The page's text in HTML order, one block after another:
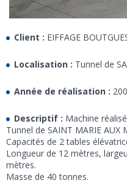
Client : EIFFAGE
Localisation : Tunnel de
Année de réalisation :
Descriptif : Machine
Tunnel de SAINT MARIE AUX
Capacités de 2 tables
Longueur de 12 mètres,
mètres.
Masse de 40 tonnes.